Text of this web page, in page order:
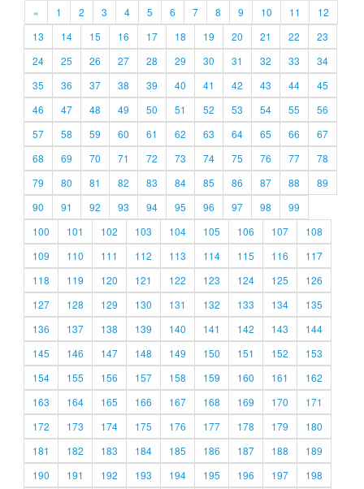
« 1 2 3 4 5 6 7 8 9 10 11
12
13
14 15 16 17 18 19 20 21 22
23
24
25 26 27 28 29 30 31 32 33
34
35
36 37 38 39 40 41 42 43 44
45
46
47 48 49 50 51 52 53 54 55
56
57
58 59 60 61 62 63 64 65 66
67
68
69 70 71 72 73 74 75 76 77
78
79
80 81 82 83 84 85 86 87 88
89
90
91 92 93 94 95 96 97 98
99
100
101 102 103 104 105 106 107
108
109
110 111 112 113 114 115 116
117
118
119 120 121 122 123 124 125
126
127
128 129 130 131 132 133 134
135
136
137 138 139 140 141 142 143
144
145
146 147 148 149 150 151 152
153
154
155 156 157 158 159 160 161
162
163
164 165 166 167 168 169 170
171
172
173 174 175 176 177 178 179
180
181
182 183 184 185 186 187 188
189
190
191 192 193 194 195 196 197
198